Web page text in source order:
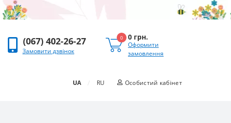
(067) 402-26-27
Замовити дзвінок
0 0 грн.
Оформити
замовлення
UA / RU Особистий кабінет